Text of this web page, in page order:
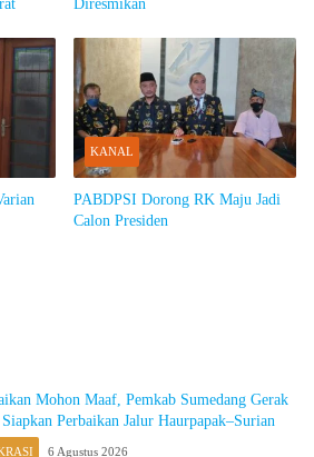
Diresmikan
KANAL
PABDPSI Dorong RK Maju Jadi
Calon Presiden
Mohon Maaf, Pemkab Sumedang Gerak
Siapkan Perbaikan Jalur Haurpapak–Surian
6 Agustus 2026